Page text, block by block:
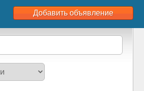
Добавить объявление